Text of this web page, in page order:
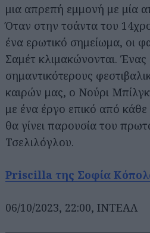
μια απρεπή εμμονή με μία
Όταν στην τσάντα του
ένα ερωτικό σημείωμα, οι
Σαμέτ κλιμακώνονται.
σημαντικότερους
καιρών μας, ο Νούρι
με ένα έργο επικό από
θα γίνει παρουσία του
Τσελιλόγλου.
Priscilla της Σοφία
06/10/2023, 22:00, ΙΝΤΕΑΛ